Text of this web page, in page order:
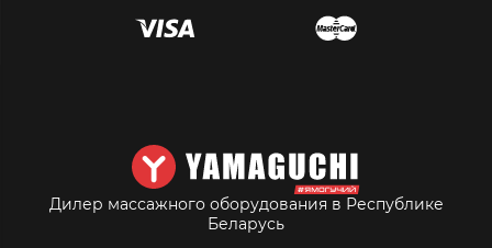
Дилер массажного оборудования в Республике
Беларусь